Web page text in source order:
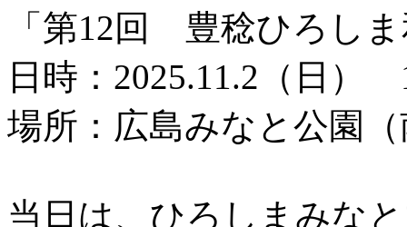
「第12回 豊稔ひろし
日時：2025.11.2（日）
場所：広島みなと公園
当日は、ひろしまみな